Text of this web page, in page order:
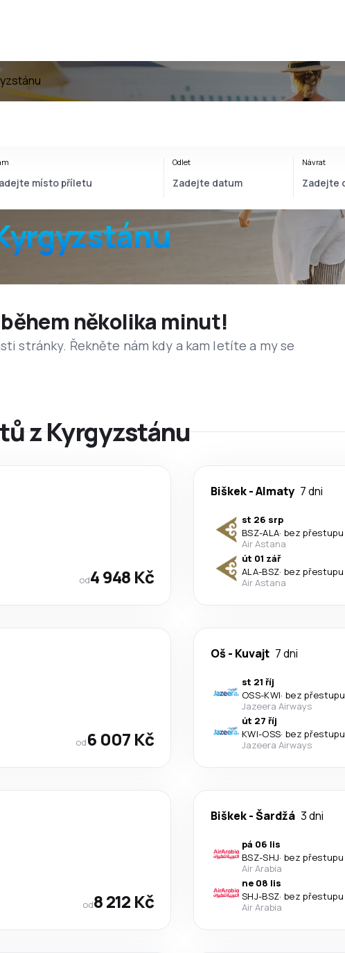
Odlet Návrat
několika minut!
stránky. Řekněte nám kdy a kam letíte a my se
z Kyrgyzstánu
od4 948 Kč
Biškek-Almaty 7 dni
st 26 srp
BSZ-ALA· bez přestupu
Air Astana
út 01 zář
ALA-BSZ· bez přestupu
Air Astana
od6 007 Kč
Oš - Kuvajt 7 dni
st 21 říj
OSS-KWI· bez přestupu
Jazeera Airways
út 27 říj
KWI-OSS· bez přestupu
Jazeera Airways
od8 212 Kč
Biškek-Šardžá 3 dni
pá 06 lis
BSZ-SHJ· bez přestupu
Air Arabia
ne 08 lis
SHJ-BSZ· bez přestupu
Air Arabia